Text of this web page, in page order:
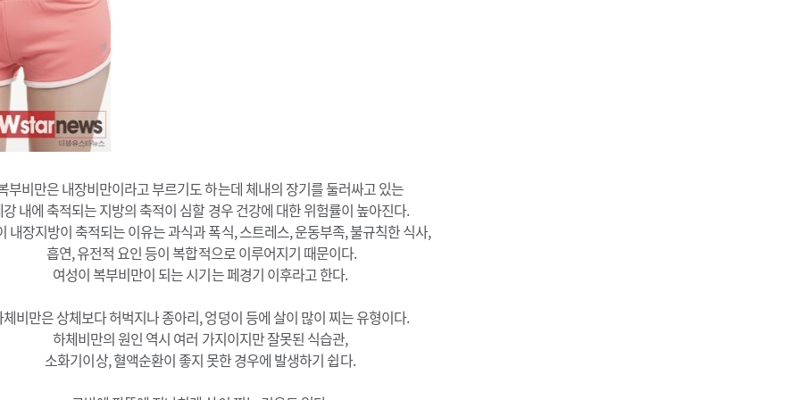
부비만은 내장비만이라고 부르기도 하는데 체내의 장기를 둘러싸고 있는
내에 축적되는 지방의 축적이 심할 경우 건강에 대한 위험률이 높아진다.
내장지방이 축적되는 이유는 과식과 폭식, 스트레스, 운동부족, 불규칙한 식사,
흡연, 유전적 요인 등이 복합적으로 이루어지기 때문이다.
여성이 복부비만이 되는 시기는 페경기 이후라고 한다.
비만은 상체보다 허벅지나 종아리, 엉덩이 등에 살이 많이 찌는 유형이다.
하체비만의 원인 역시 여러 가지이지만 잘못된 식습관,
소화기이상, 혈액순환이 좋지 못한 경우에 발생하기 쉽다.